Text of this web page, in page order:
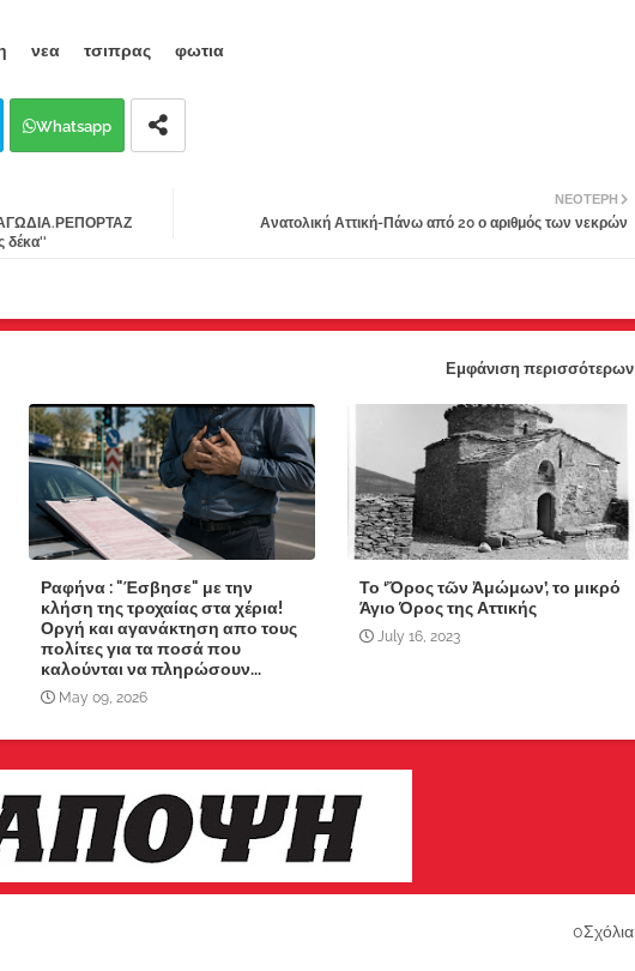
νεα τσιπρας φωτια
Whatsapp
ΝΕΌΤΕΡΗ
Ανατολική Αττική-Πάνω από 20 ο αριθμός των νεκρών
δέκα''
Εμφάνιση περισσότερων
Ραφήνα : "Έσβησε" με την
κλήση της τροχαίας στα χέρια!
Οργή και αγανάκτηση απο τους
πολίτες για τα ποσά που
καλούνται να πληρώσουν...
May 09, 2026
Το ‘Ὄρος τῶν Ἀμώμων’, το μικρό
Άγιο Όρος της Αττικής
July 16, 2023
0Σχόλια